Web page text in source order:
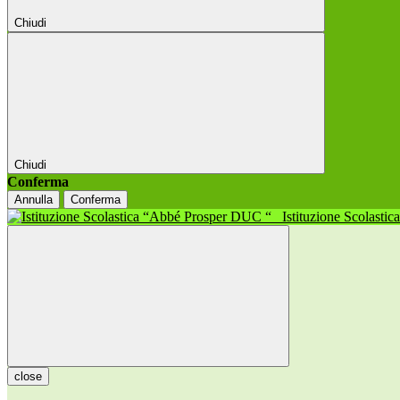
Chiudi
Chiudi
Conferma
Annulla Conferma
Istituzione
close